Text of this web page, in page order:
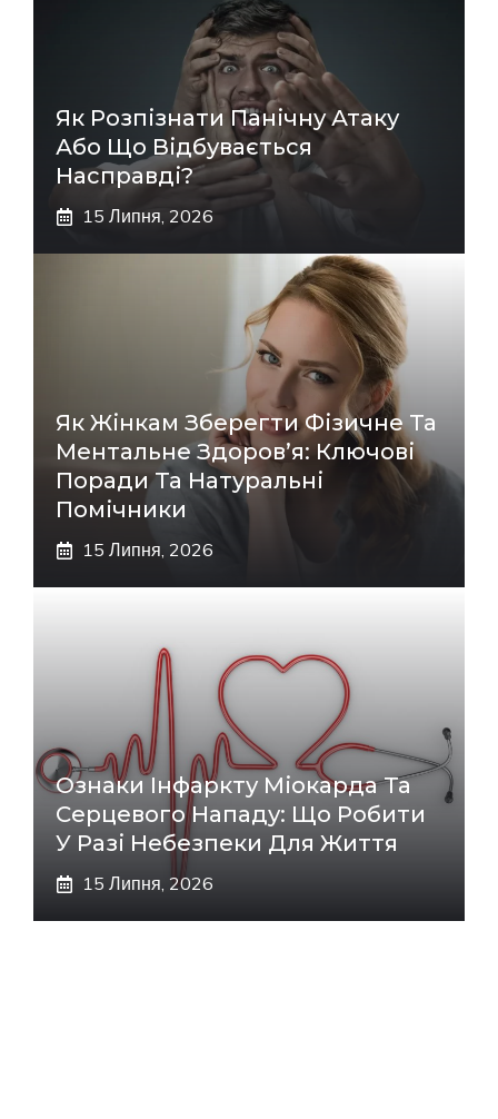
Як Розпізнати Панічну Атаку
Або Що Відбувається
Насправді?
15 Липня, 2026
Як Жінкам Зберегти Фізичне Та
Ментальне Здоров’я: Ключові
Поради Та Натуральні
Помічники
15 Липня, 2026
Ознаки Інфаркту Міокарда Та
Серцевого Нападу: Що Робити
У Разі Небезпеки Для Життя
15 Липня, 2026